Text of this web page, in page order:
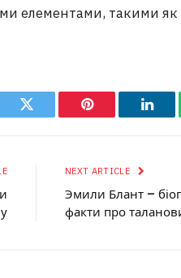
елементами, такими
Twitter Pinterest
NEXT ARTICLE
Эмили Блант –
факти про